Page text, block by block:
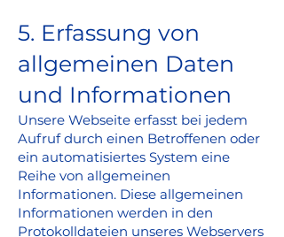
5. Erfassung von
allgemeinen Daten
und Informationen
Unsere Webseite erfasst bei jedem
Aufruf durch einen Betroffenen oder
ein automatisiertes System eine
Reihe von allgemeinen
Informationen. Diese allgemeinen
Informationen werden in den
Protokolldateien unseres Webservers